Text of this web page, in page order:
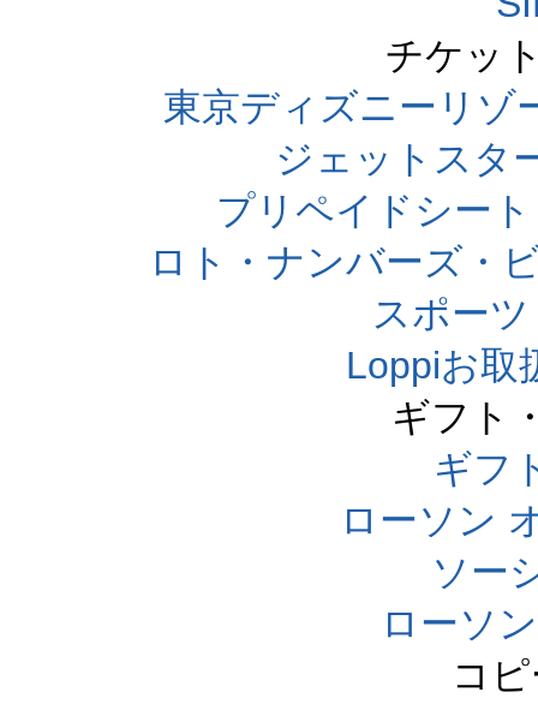
チケッ
東京ディズニーリゾ
ジェットスタ
プリペイドシー
ロト・ナンバーズ・
スポー
Loppiお取
ギフト
ギフ
ローソン
ソー
ローソ
コ